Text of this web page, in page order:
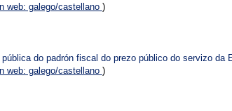
web: galego/castellano )
do padrón fiscal do prezo público do servizo da
web: galego/castellano )